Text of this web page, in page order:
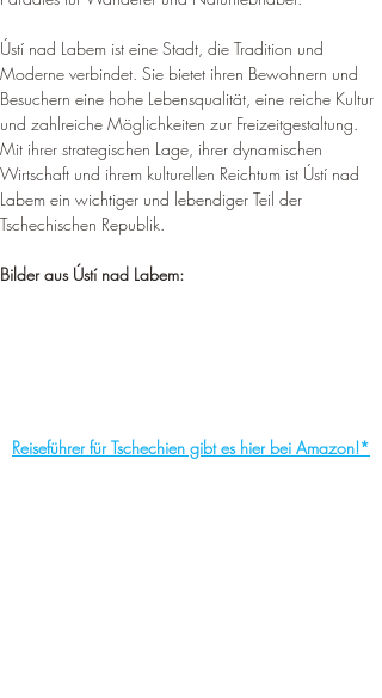
Ústí nad Labem ist eine Stadt, die Tradition und
Moderne verbindet. Sie bietet ihren Bewohnern und
Besuchern eine hohe Lebensqualität, eine reiche Kultur
und zahlreiche Möglichkeiten zur Freizeitgestaltung.
Mit ihrer strategischen Lage, ihrer dynamischen
Wirtschaft und ihrem kulturellen Reichtum ist Ústí nad
Labem ein wichtiger und lebendiger Teil der
Tschechischen Republik.
Bilder aus Ústí nad Labem:
Reiseführer für Tschechien gibt es hier bei Amazon!*